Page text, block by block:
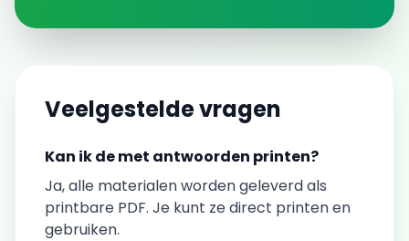
Veelgestelde vragen
Kan ik demet antwoorden printen?
Ja, alle materialen worden geleverd als
printbare PDF. Je kunt ze direct printen en
gebruiken.